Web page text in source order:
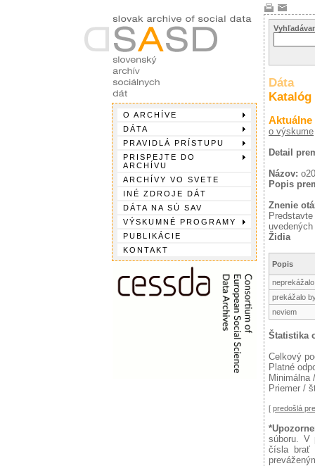
O ARCHÍVE
DÁTA
PRAVIDLÁ PRÍSTUPU
PRISPEJTE DO
ARCHÍVU
ARCHÍVY VO SVETE
INÉ ZDROJE DÁT
DÁTA NA SÚ SAV
VÝSKUMNÉ PROGRAMY
PUBLIKÁCIE
KONTAKT
Dáta
Katalóg
Aktuálne
o výskume
Detail
Názov:
Popis
Znenie
Židia
Popis
prekážalo
neviem
Štatistika
Celkový
Platné
Minimálna
Priemer /
[ predošlá
súboru. V
čísla brať